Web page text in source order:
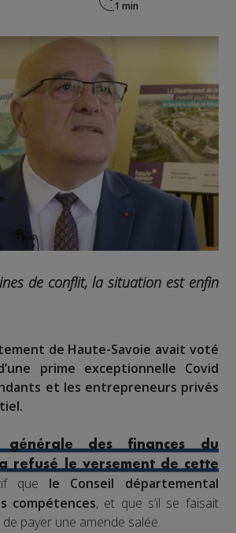
de conflit, la situation est enfin
de Haute-Savoie avait voté
prime exceptionnelle Covid
et les entrepreneurs privés
générale des finances du
refusé le versement de cette
que le Conseil départemental
compétences, et que s’il se faisait
payer une amende salée.